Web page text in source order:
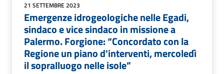
21 SETTEMBRE 2023
Emergenze idrogeologiche nelle Egadi,
sindaco e vice sindaco in missione a
Palermo. Forgione: “Concordato con la
Regione un piano d'interventi, mercoledì
il sopralluogo nelle isole”